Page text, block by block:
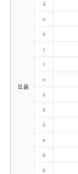
모음
á
e
é
i
í
o
ó
ö
ő
u
ú
ü